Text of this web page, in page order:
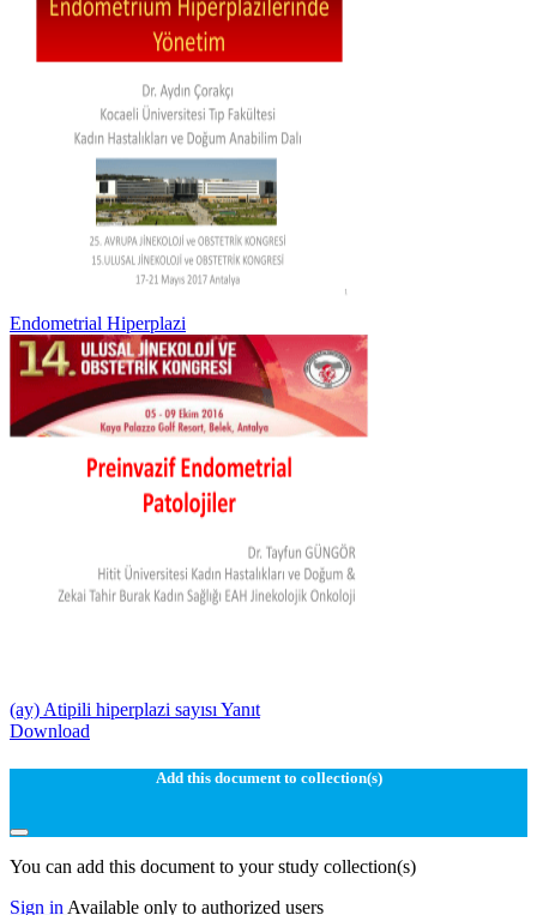
Endometrial Hiperplazi
(ay) Atipili hiperplazi sayısı Yanıt
Download
Add this document to collection(s)
You can add this document to your study collection(s)
Sign in Available only to authorized users